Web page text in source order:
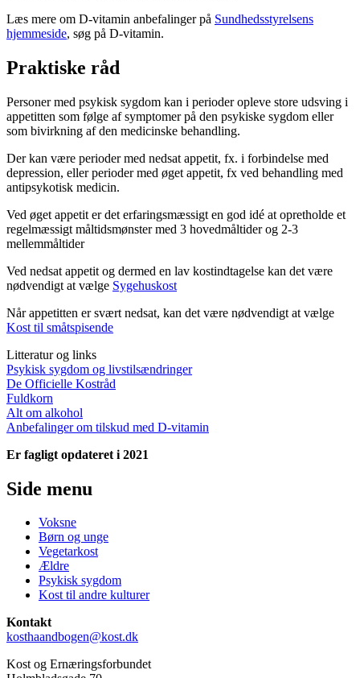
Læs mere om D-vitamin anbefalinger på Sundhedsstyrelsens
hjemmeside, søg på D-vitamin.
Praktiske råd
Personer med psykisk sygdom kan i perioder opleve store udsving i
appetitten som følge af symptomer på den psykiske sygdom eller
som bivirkning af den medicinske behandling.
Der kan være perioder med nedsat appetit, fx. i forbindelse med
depression, eller perioder med øget appetit, fx ved behandling med
antipsykotisk medicin.
Ved øget appetit er det erfaringsmæssigt en god idé at opretholde et
regelmæssigt måltidsmønster med 3 hovedmåltider og 2-3
mellemmåltider
Ved nedsat appetit og dermed en lav kostindtagelse kan det være
nødvendigt at vælge Sygehuskost
Når appetitten er svært nedsat, kan det være nødvendigt at vælge
Kost til småtspisende
Litteratur og links
Psykisk sygdom og livstilsændringer
De Officielle Kostråd
Fuldkorn
Alt om alkohol
Anbefalinger om tilskud med D-vitamin
Er fagligt opdateret i 2021
Side menu
Voksne
Børn og unge
Vegetarkost
Ældre
Psykisk sygdom
Kost til andre kulturer
Kontakt
kosthaandbogen@kost.dk
Kost og Ernæringsforbundet